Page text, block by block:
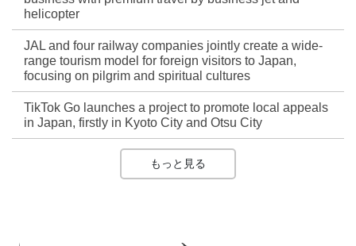
helicopter
JAL and four railway companies jointly create a wide-
range tourism model for foreign visitors to Japan,
focusing on pilgrim and spiritual cultures
TikTok Go launches a project to promote local appeals
in Japan, firstly in Kyoto City and Otsu City
もっと見る